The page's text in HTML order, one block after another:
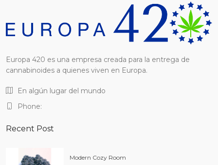
Europa 420 es una empresa creada para la entrega de
cannabinoides a quienes viven en Europa.
En algún lugar del mundo
Phone:
Recent Post
Modern Cozy Room